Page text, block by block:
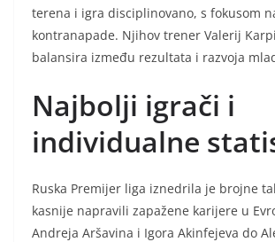
terena i igra disciplinovano, s fokusom
kontranapade. Njihov trener Valerij
balansira između rezultata i razvoja
Najbolji igrači i
individualne
Ruska Premijer liga iznedrila je brojne
kasnije napravili zapažene karijere u
Andreja Aršavina i Igora Akinfejeva do